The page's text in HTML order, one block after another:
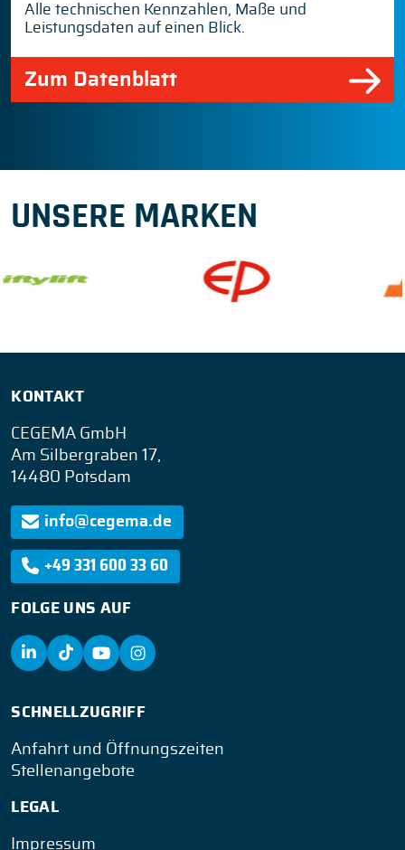
Alle technischen Kennzahlen, Maße und
Leistungsdaten auf einen Blick.
Zum Datenblatt
UNSERE MARKEN
KONTAKT
CEGEMA GmbH
Am Silbergraben 17,
14480 Potsdam
info@cegema.de
+49 331 600 33 60
FOLGE UNS AUF
SCHNELLZUGRIFF
Anfahrt und Öffnungszeiten
Stellenangebote
LEGAL
Impressum